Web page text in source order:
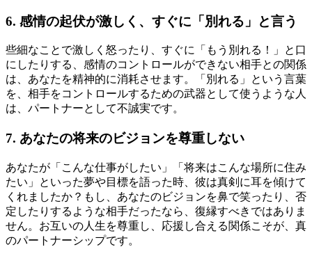
6. 感情の起伏が激しく、すぐに「別れる」と言う
些細なことで激しく怒ったり、すぐに「もう別れる！」と口
にしたりする、感情のコントロールができない相手との関係
は、あなたを精神的に消耗させます。「別れる」という言葉
を、相手をコントロールするための武器として使うような人
は、パートナーとして不誠実です。
7. あなたの将来のビジョンを尊重しない
あなたが「こんな仕事がしたい」「将来はこんな場所に住み
たい」といった夢や目標を語った時、彼は真剣に耳を傾けて
くれましたか？もし、あなたのビジョンを鼻で笑ったり、否
定したりするような相手だったなら、復縁すべきではありま
せん。お互いの人生を尊重し、応援し合える関係こそが、真
のパートナーシップです。